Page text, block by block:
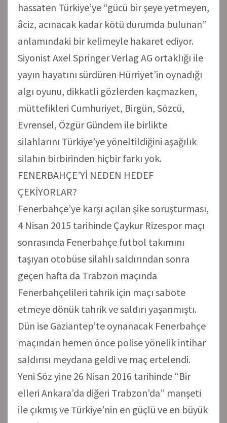
hassaten Türkiye’ye “gücü bir şeye yetmeyen,
âciz, acınacak kadar kötü durumda bulunan”
anlamındaki bir kelimeyle hakaret ediyor.
Siyonist Axel Springer Verlag AG ortaklığı ile
yayın hayatını sürdüren Hürriyet’in oynadığı
algı oyunu, dikkatli gözlerden kaçmazken,
müttefikleri Cumhuriyet, Birgün, Sözcü,
Evrensel, Özgür Gündem ile birlikte
silahlarını Türkiye’ye yöneltildiğini aşağılık
silahın birbirinden hiçbir farkı yok.
FENERBAHÇE’Yİ NEDEN HEDEF
ÇEKİYORLAR?
Fenerbahçe’ye karşı açılan şike soruşturması,
4 Nisan 2015 tarihinde Çaykur Rizespor maçı
sonrasında Fenerbahçe futbol takımını
taşıyan otobüse silahlı saldırından sonra
geçen hafta da Trabzon maçında
Fenerbahçelileri tahrik için maçı sabote
etmeye dönük tahrik ve saldırı yaşanmıştı.
Dün ise Gaziantep’te oynanacak Fenerbahçe
maçından hemen önce polise yönelik intihar
saldırısı meydana geldi ve maç ertelendi.
Yeni Söz yine 26 Nisan 2016 tarihinde “Bir
elleri Ankara’da diğeri Trabzon’da” manşeti
ile çıkmış ve Türkiye’nin en güçlü ve en büyük